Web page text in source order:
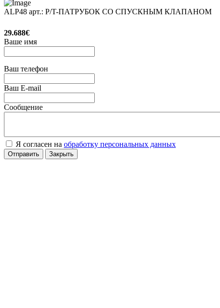
ALP48 арт.: P/T-ПАТРУБОК СО СПУСКНЫМ КЛАПАНОМ
29.688€
Ваше имя
Ваш телефон
Ваш E-mail
Сообщение
Я согласен на обработку персональных данных
Отправить Закрыть